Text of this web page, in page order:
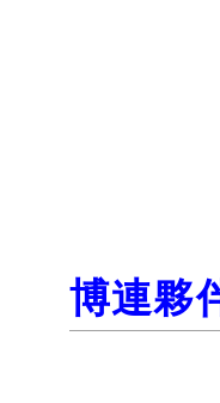
博連夥